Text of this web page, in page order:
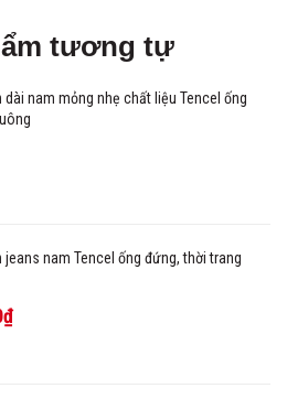
tương tự
dài nam mỏng nhẹ chất liệu Tencel ống
jeans nam Tencel ống đứng, thời trang